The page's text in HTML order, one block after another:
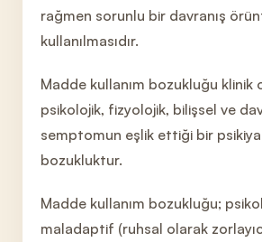
rağmen sorunlu bir davranış
kullanılmasıdır.
Madde kullanım bozukluğu klinik
psikolojik, fizyolojik, bilişsel ve
semptomun eşlik ettiği bir
bozukluktur.
Madde kullanım bozukluğu;
maladaptif (ruhsal olarak